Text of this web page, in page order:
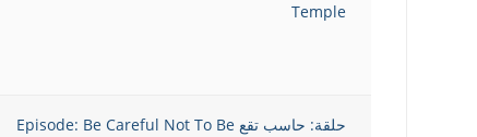
Temple
حلقة: حاسب تقع Episode: Be Careful Not To Be